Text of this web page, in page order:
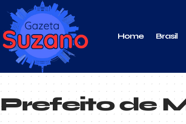
Home Brasil
Prefeito de